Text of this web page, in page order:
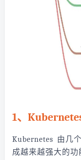
1、
Kubernetes 由几
成越来越强大的